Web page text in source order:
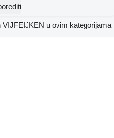
u ovim kategorijama